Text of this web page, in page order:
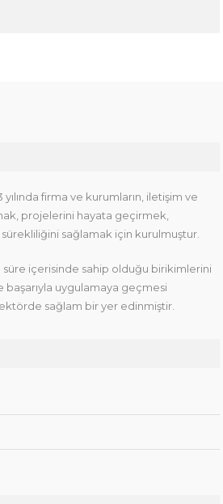
firma ve kurumların, iletişim ve
projelerini hayata geçirmek,
sağlamak için kurulmuştur.
içerisinde sahip olduğu birikimlerini
başarıyla uygulamaya geçmesi
sağlam bir yer edinmiştir.